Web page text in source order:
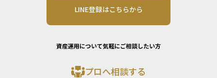
LINE登録はこちらから
資産運用について気軽にご相談したい方
プロへ相談する